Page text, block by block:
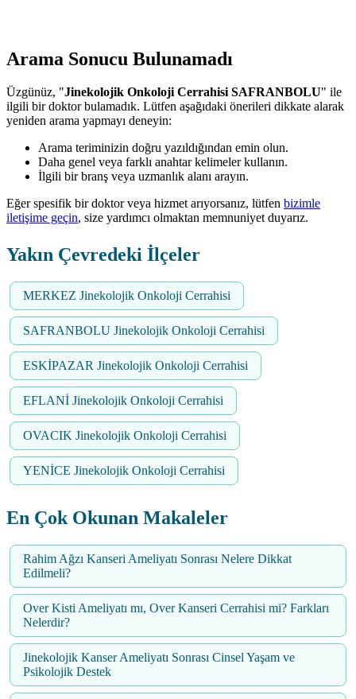
Arama Sonucu Bulunamadı
Üzgünüz, "Jinekolojik Onkoloji Cerrahisi SAFRANBOLU" ile
ilgili bir doktor bulamadık. Lütfen aşağıdaki önerileri dikkate alarak
yeniden arama yapmayı deneyin:
Arama teriminizin doğru yazıldığından emin olun.
Daha genel veya farklı anahtar kelimeler kullanın.
İlgili bir branş veya uzmanlık alanı arayın.
Eğer spesifik bir doktor veya hizmet arıyorsanız, lütfen bizimle
iletişime geçin, size yardımcı olmaktan memnuniyet duyarız.
Yakın Çevredeki İlçeler
MERKEZ Jinekolojik Onkoloji Cerrahisi
SAFRANBOLU Jinekolojik Onkoloji Cerrahisi
ESKİPAZAR Jinekolojik Onkoloji Cerrahisi
EFLANİ Jinekolojik Onkoloji Cerrahisi
OVACIK Jinekolojik Onkoloji Cerrahisi
YENİCE Jinekolojik Onkoloji Cerrahisi
En Çok Okunan Makaleler
Rahim Ağzı Kanseri Ameliyatı Sonrası Nelere Dikkat
Edilmeli?
Over Kisti Ameliyatı mı, Over Kanseri Cerrahisi mi? Farkları
Nelerdir?
Jinekolojik Kanser Ameliyatı Sonrası Cinsel Yaşam ve
Psikolojik Destek